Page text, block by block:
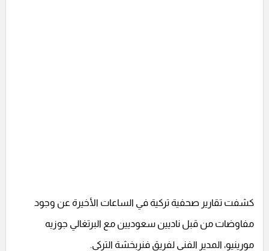
كشفت تقارير صحفية تركية في الساعات الأخيرة عن وجود
مفاوضات من قبل ناديين سعوديين مع البرتغالي جوزيه
مورينيو، المدير الفني لفريق فنربخشة التركي.